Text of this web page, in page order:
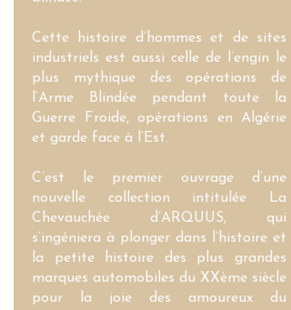
Cette histoire d’hommes et de sites
industriels est aussi celle de l’engin le
plus mythique des opérations de
l’Arme Blindée pendant toute la
Guerre Froide, opérations en Algérie
et garde face à l’Est.
C’est le premier ouvrage d’une
nouvelle collection intitulée La
Chevauchée d’ARQUUS, qui
s’ingéniera à plonger dans l’histoire et
la petite histoire des plus grandes
marques automobiles du XXème siècle
pour la joie des amoureux du